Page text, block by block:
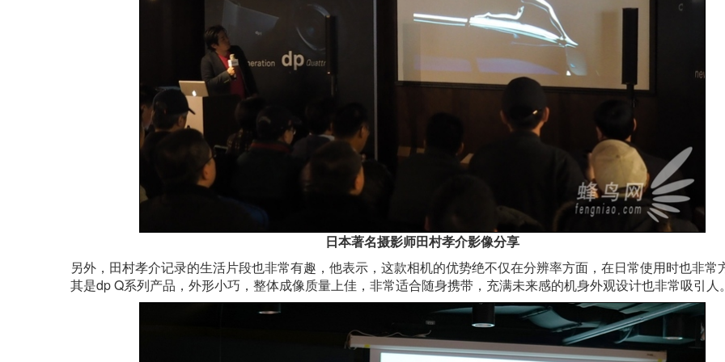
日本著名摄影师田村孝介影像分享
另外，田村孝介记录的生活片段也非常有趣，他表示，这款相机的优势绝不仅在分辨率方面，在日常使用时也非常
其是dp Q系列产品，外形小巧，整体成像质量上佳，非常适合随身携带，充满未来感的机身外观设计也非常吸引人。